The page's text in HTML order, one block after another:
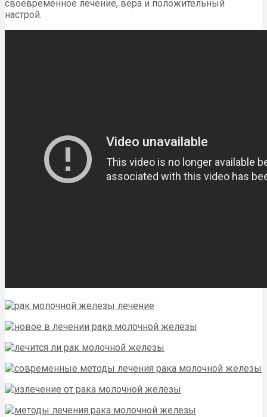
своевременное лечение, вера и положительный
настрой.